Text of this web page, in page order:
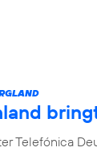
Telefónica